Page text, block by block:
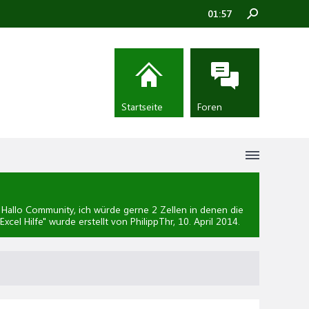
Community, ich würde gerne 2 Zellen in denen die
Hilfe" wurde erstellt von PhilippThr, 10. April 2014.
01:57
Startseite Foren